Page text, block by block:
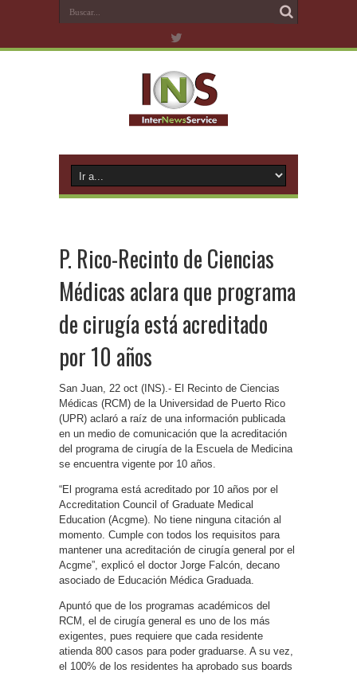
P. Rico-Recinto de Ciencias
Médicas aclara que programa
de cirugía está acreditado
por 10 años
San Juan, 22 oct (INS).- El Recinto de Ciencias
Médicas (RCM) de la Universidad de Puerto Rico
(UPR) aclaró a raíz de una información publicada
en un medio de comunicación que la acreditación
del programa de cirugía de la Escuela de Medicina
se encuentra vigente por 10 años.
“El programa está acreditado por 10 años por el
Accreditation Council of Graduate Medical
Education (Acgme). No tiene ninguna citación al
momento. Cumple con todos los requisitos para
mantener una acreditación de cirugía general por el
Acgme”, explicó el doctor Jorge Falcón, decano
asociado de Educación Médica Graduada.
Apuntó que de los programas académicos del
RCM, el de cirugía general es uno de los más
exigentes, pues requiere que cada residente
atienda 800 casos para poder graduarse. A su vez,
el 100% de los residentes ha aprobado sus boards